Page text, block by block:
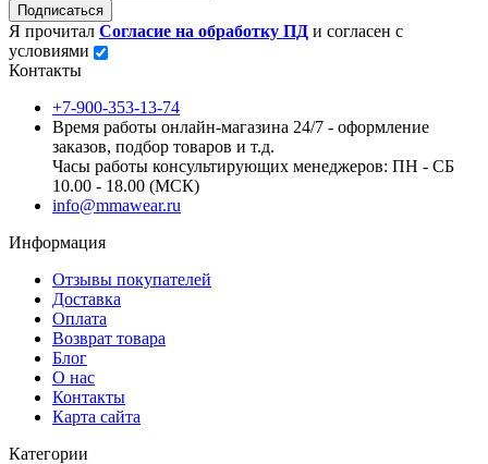
Подписаться
Я прочитал Согласие на обработку ПД и согласен с
условиями
Контакты
+7-900-353-13-74
Время работы онлайн-магазина 24/7 - оформление
заказов, подбор товаров и т.д.
Часы работы консультирующих менеджеров: ПН - СБ
10.00 - 18.00 (МСК)
info@mmawear.ru
Информация
Отзывы покупателей
Доставка
Оплата
Возврат товара
Блог
О нас
Контакты
Карта сайта
Категории